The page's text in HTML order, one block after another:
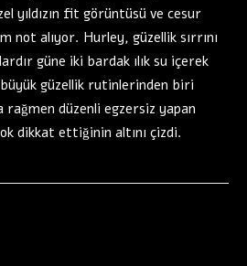
yıldızın fit görüntüsü ve cesur
not alıyor. Hurley, güzellik sırrını
güne iki bardak ılık su içerek
büyük güzellik rutinlerinden biri
rağmen düzenli egzersiz yapan
dikkat ettiğinin altını çizdi.